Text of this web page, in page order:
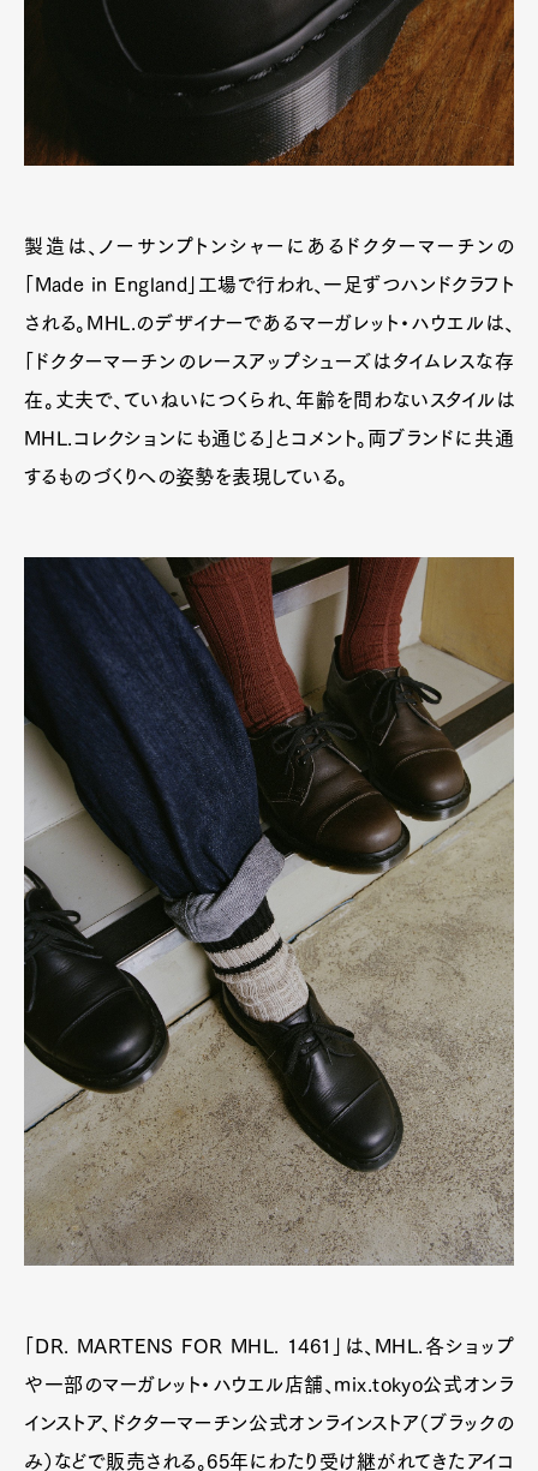
製造は、ノーサンプトンシャーにあるドクターマーチンの
「Made in England」工場で行われ、一足ずつハンドクラフト
される。MHL.のデザイナーであるマーガレット・ハウエルは、
「ドクターマーチンのレースアップシューズはタイムレスな存
在。丈夫で、ていねいにつくられ、年齢を問わないスタイルは
MHL.コレクションにも通じる」とコメント。両ブランドに共通
するものづくりへの姿勢を表現している。
「DR. MARTENS FOR MHL. 1461」は、MHL.各ショップ
や一部のマーガレット・ハウエル店舗、mix.tokyo公式オンラ
インストア、ドクターマーチン公式オンラインストア（ブラックの
み）などで販売される。65年にわたり受け継がれてきたアイコ